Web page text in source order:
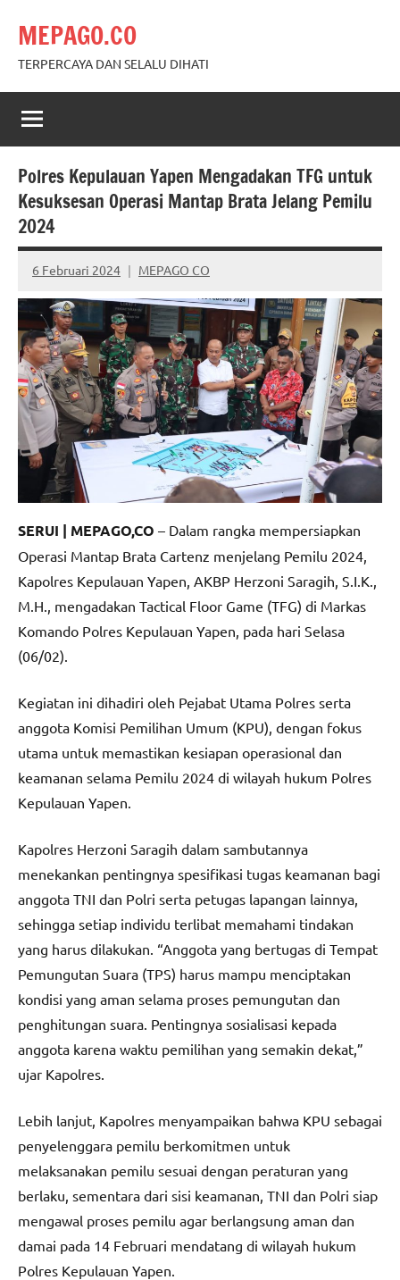
content
MEPAGO.CO
TERPERCAYA DAN SELALU DIHATI
Polres Kepulauan Yapen Mengadakan TFG untuk
Kesuksesan Operasi Mantap Brata Jelang Pemilu
2024
6 Februari 2024 MEPAGO CO
No
comments
SERUI | MEPAGO,CO – Dalam rangka mempersiapkan
Operasi Mantap Brata Cartenz menjelang Pemilu 2024,
Kapolres Kepulauan Yapen, AKBP Herzoni Saragih, S.I.K.,
M.H., mengadakan Tactical Floor Game (TFG) di Markas
Komando Polres Kepulauan Yapen, pada hari Selasa
(06/02).
Kegiatan ini dihadiri oleh Pejabat Utama Polres serta
anggota Komisi Pemilihan Umum (KPU), dengan fokus
utama untuk memastikan kesiapan operasional dan
keamanan selama Pemilu 2024 di wilayah hukum Polres
Kepulauan Yapen.
Kapolres Herzoni Saragih dalam sambutannya
menekankan pentingnya spesifikasi tugas keamanan bagi
anggota TNI dan Polri serta petugas lapangan lainnya,
sehingga setiap individu terlibat memahami tindakan
yang harus dilakukan. “Anggota yang bertugas di Tempat
Pemungutan Suara (TPS) harus mampu menciptakan
kondisi yang aman selama proses pemungutan dan
penghitungan suara. Pentingnya sosialisasi kepada
anggota karena waktu pemilihan yang semakin dekat,”
ujar Kapolres.
Lebih lanjut, Kapolres menyampaikan bahwa KPU sebagai
penyelenggara pemilu berkomitmen untuk
melaksanakan pemilu sesuai dengan peraturan yang
berlaku, sementara dari sisi keamanan, TNI dan Polri siap
mengawal proses pemilu agar berlangsung aman dan
damai pada 14 Februari mendatang di wilayah hukum
Polres Kepulauan Yapen.